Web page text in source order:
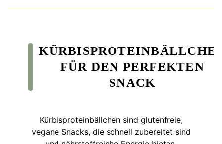
FÜR DEN PERFEKTEN
SNACK
Kürbisproteinbällchen sind glutenfreie,
vegane Snacks, die schnell zubereitet sind